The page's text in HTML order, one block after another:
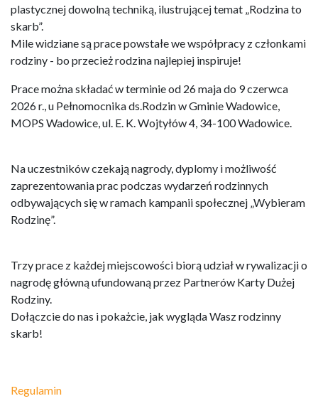
plastycznej dowolną techniką, ilustrującej temat „Rodzina to
skarb”.
Mile widziane są prace powstałe we współpracy z członkami
rodziny - bo przecież rodzina najlepiej inspiruje!
Prace można składać w terminie od 26 maja do 9 czerwca
2026 r., u Pełnomocnika ds.Rodzin w Gminie Wadowice,
MOPS Wadowice, ul. E. K. Wojtyłów 4, 34-100 Wadowice.
Na uczestników czekają nagrody, dyplomy i możliwość
zaprezentowania prac podczas wydarzeń rodzinnych
odbywających się w ramach kampanii społecznej „Wybieram
Rodzinę”.
Trzy prace z każdej miejscowości biorą udział w rywalizacji o
nagrodę główną ufundowaną przez Partnerów Karty Dużej
Rodziny.
Dołączcie do nas i pokażcie, jak wygląda Wasz rodzinny
skarb!
Regulamin